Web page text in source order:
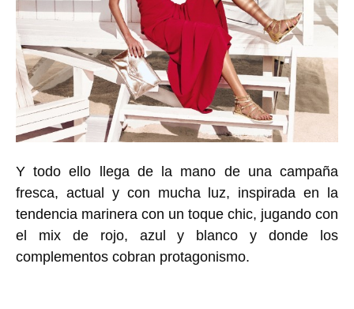
Y todo ello llega de la mano de una campaña
fresca, actual y con mucha luz, inspirada en la
tendencia marinera con un toque chic, jugando con
el mix de rojo, azul y blanco y donde los
complementos cobran protagonismo.